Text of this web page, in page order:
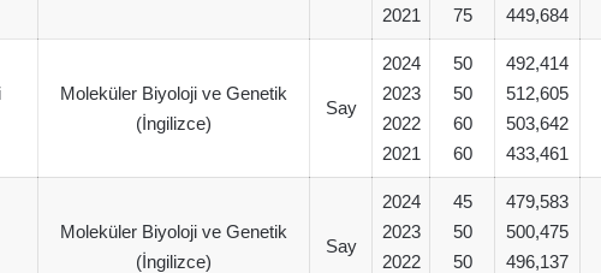
2021
75
449,684
Moleküler Biyoloji ve Genetik
(İngilizce)
Say
2024
2023
2022
2021
50
50
60
60
492,414
512,605
503,642
433,461
Moleküler Biyoloji ve Genetik
(İngilizce)
Say
2024
2023
2022
45
50
50
479,583
500,475
496,137